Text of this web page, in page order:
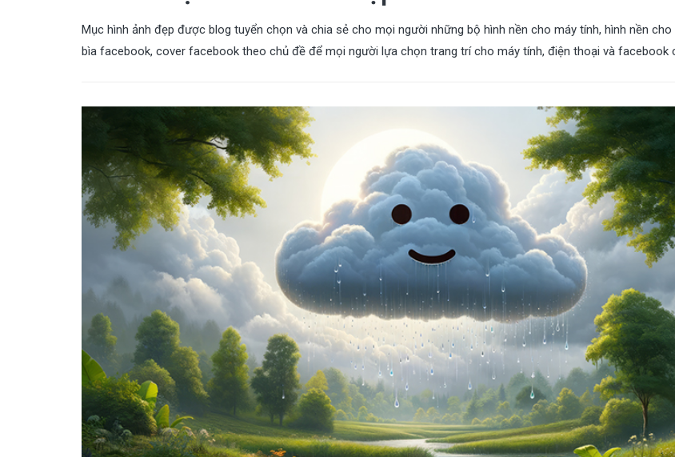
Mục hình ảnh đẹp được blog tuyển chọn và chia sẻ cho mọi người những bộ hình nền cho máy tính, hình nền cho
bìa facebook, cover facebook theo chủ đề để mọi người lựa chọn trang trí cho máy tính, điện thoại và facebook